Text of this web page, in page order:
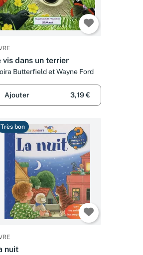
vis dans un terrier
Butterfield et Wayne Ford
Ajouter 3,19 €
Très bon
nuit